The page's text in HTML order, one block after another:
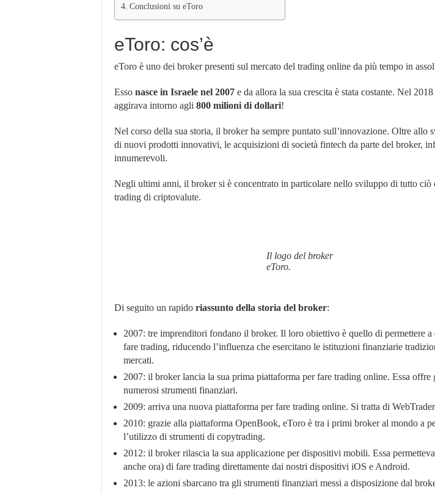
Conclusioni su eToro
eToro: cos’è
eToro è uno dei broker presenti sul mercato del trading online da più tempo in
Esso nasce in Israele nel 2007 e da allora la sua crescita è stata costante. Nel
aggirava intorno agli 800 milioni di dollari!
Nel corso della sua storia, il broker ha sempre puntato sull’innovazione. Oltre allo
di nuovi prodotti innovativi, le acquisizioni di società fintech da parte del broker,
innumerevoli.
Negli ultimi anni, il broker si è concentrato in particolare nello sviluppo di tutto ciò
trading di criptovalute.
Il logo del broker
eToro.
Di seguito un rapido riassunto della storia del broker:
2007: tre imprenditori fondano il broker. Il loro obiettivo è quello di permettere a
fare trading, riducendo l’influenza che esercitano le istituzioni finanziarie
mercati.
2007: il broker lancia la sua prima piattaforma per fare trading online. Essa offre
numerosi strumenti finanziari.
2009: arriva una nuova piattaforma per fare trading online. Si tratta di
2010: grazie alla piattaforma OpenBook, eToro è tra i primi broker al mondo a
l’utilizzo di strumenti di copytrading.
2012: il broker rilascia la sua applicazione per dispositivi mobili. Essa
anche ora) di fare trading direttamente dai nostri dispositivi iOS e Android.
2013: le azioni sbarcano tra gli strumenti finanziari messi a disposizione dal